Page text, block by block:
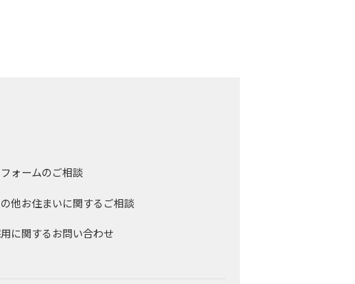
ォームのご相談
他お住まいに関するご相談
に関するお問い合わせ